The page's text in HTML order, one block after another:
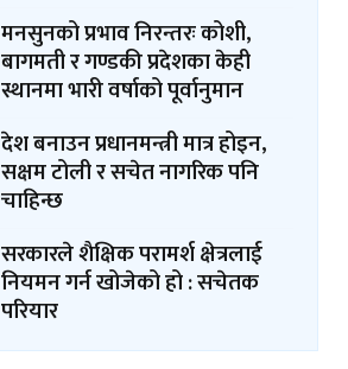
मनसुनको प्रभाव निरन्तरः कोशी,
बागमती र गण्डकी प्रदेशका केही
स्थानमा भारी वर्षाको पूर्वानुमान
देश बनाउन प्रधानमन्त्री मात्र होइन,
सक्षम टोली र सचेत नागरिक पनि
चाहिन्छ
सरकारले शैक्षिक परामर्श क्षेत्रलाई
नियमन गर्न खोजेको हो : सचेतक
परियार